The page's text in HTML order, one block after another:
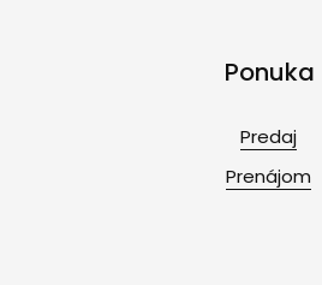
Ponuka
Predaj
Prenájom